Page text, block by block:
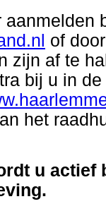
of
zijn af te
bij u in
het
u actief